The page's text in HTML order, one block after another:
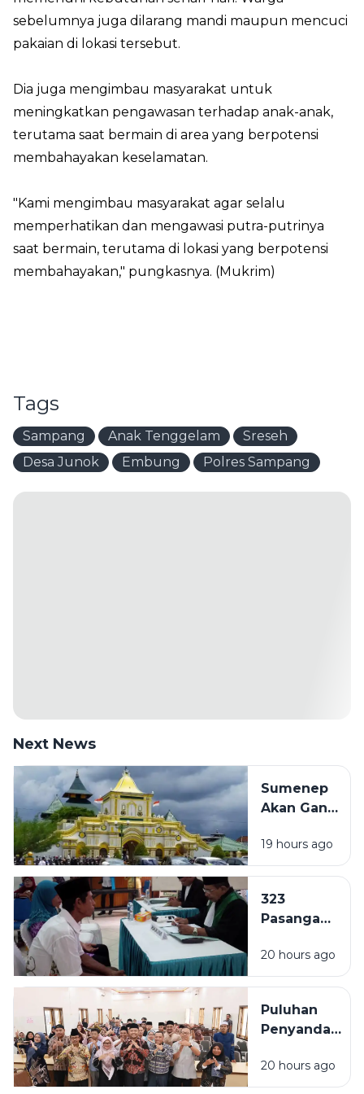
sebelumnya juga dilarang mandi maupun mencuci
pakaian di lokasi tersebut.
Dia juga mengimbau masyarakat untuk
meningkatkan pengawasan terhadap anak-anak,
terutama saat bermain di area yang berpotensi
membahayakan keselamatan.
"Kami mengimbau masyarakat agar selalu
memperhatikan dan mengawasi putra-putrinya
saat bermain, terutama di lokasi yang berpotensi
membahayakan," pungkasnya. (Mukrim)
Tags
Sampang Anak Tenggelam
Sreseh
Desa Junok
Embung Polres Sampang
Next News
Sumenep
Akan Ganti
Kabupaten
Kepulauan,
Akademik
Mulai
19 hours ago
323
Pasangan
Sampang
Ajukan
Nikah per
Januari-
20 hours ago
Puluhan
Penyandang
di Sampang
Ikuti
20 hours ago